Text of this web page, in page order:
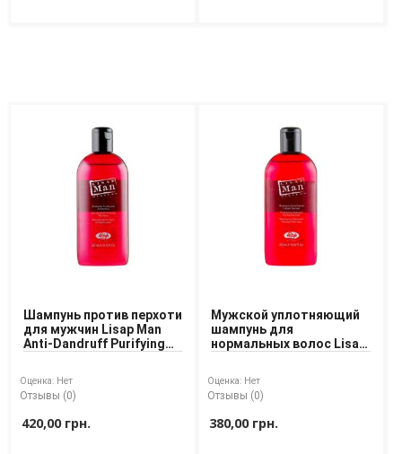
Шампунь против перхоти
для мужчин Lisap Man
Anti-Dandruff Purifying
Оценка: Нет
Отзывы (0)
420,00 грн.
Мужской уплотняющий
шампунь для
нормальных волос Lisap
Оценка: Нет
Отзывы (0)
380,00 грн.